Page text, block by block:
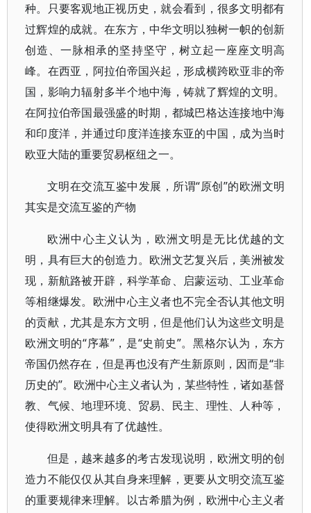
种。只要客观地正视历史，就会看到，很多文明都有
过辉煌的成就。在东方，中华文明以独树一帜的创新
创造、一脉相承的坚持坚守，树立起一座座文明高
峰。在西亚，阿拉伯帝国兴起，形成横跨欧亚非的帝
国，影响力辐射多半个地中海，铸就了辉煌的文明。
在阿拉伯帝国最强盛的时期，都城巴格达连接地中海
和印度洋，并通过印度洋连接东亚的中国，成为当时
欧亚大陆的重要贸易枢纽之一。
文明在交流互鉴中发展，所谓“原创”的欧洲文明
其实是交流互鉴的产物
欧洲中心主义认为，欧洲文明是无比优越的文
明，具有巨大的创造力。欧洲文艺复兴后，美洲被发
现，新航路被开辟，科学革命、启蒙运动、工业革命
等相继爆发。欧洲中心主义者也不完全否认其他文明
的贡献，尤其是东方文明，但是他们认为这些文明是
欧洲文明的“序幕”，是“史前史”。黑格尔认为，东方
帝国仍然存在，但是再也没有产生新原则，因而是“非
历史的”。欧洲中心主义者认为，某些特性，诸如基督
教、气候、地理环境、贸易、民主、理性、人种等，
使得欧洲文明具有了优越性。
但是，越来越多的考古发现说明，欧洲文明的创
造力不能仅仅从其自身来理解，更要从文明交流互鉴
的重要规律来理解。以古希腊为例，欧洲中心主义者